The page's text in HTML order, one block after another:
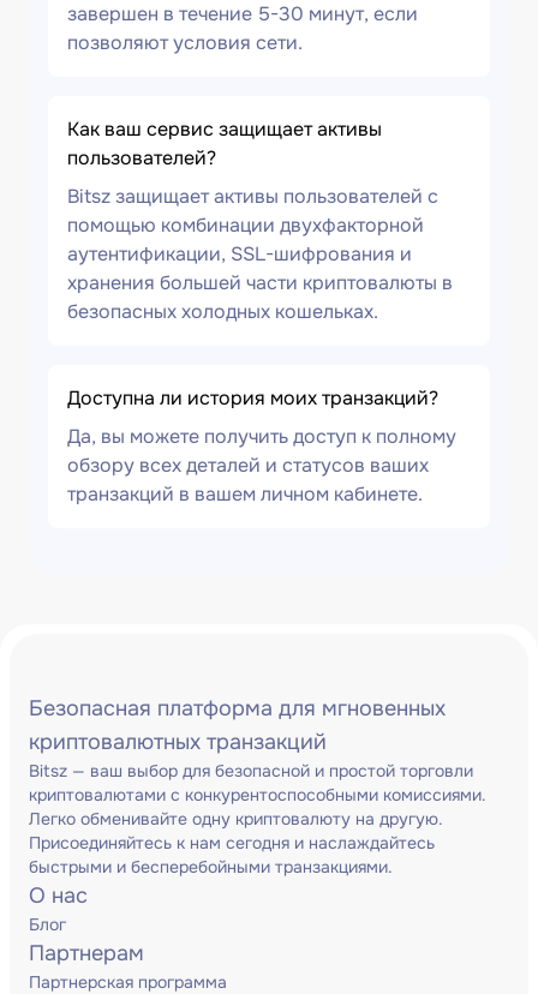
завершен в течение 5-30 минут, если
позволяют условия сети.
Как ваш сервис защищает активы
пользователей?
Bitsz защищает активы пользователей с
помощью комбинации двухфакторной
аутентификации, SSL-шифрования и
хранения большей части криптовалюты в
безопасных холодных кошельках.
Доступна ли история моих транзакций?
Да, вы можете получить доступ к полному
обзору всех деталей и статусов ваших
транзакций в вашем личном кабинете.
Безопасная платформа для мгновенных
криптовалютных транзакций
Bitsz — ваш выбор для безопасной и простой торговли
криптовалютами с конкурентоспособными комиссиями.
Легко обменивайте одну криптовалюту на другую.
Присоединяйтесь к нам сегодня и наслаждайтесь
быстрыми и бесперебойными транзакциями.
О нас
Блог
Партнерам
Партнерская программа